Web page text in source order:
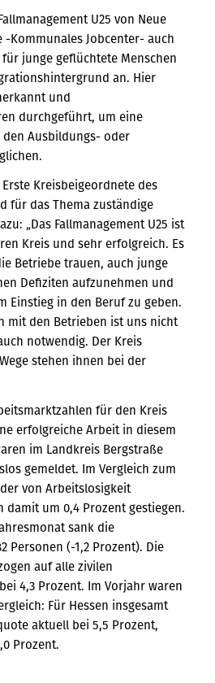
U25 von Neue
-Kommunales Jobcenter- auch
junge geflüchtete Menschen
an. Hier
und
durchgeführt, um eine
Ausbildungs- oder
Kreisbeigeordnete des
für das Thema zuständige
„Das Fallmanagement U25 ist
Kreis und sehr erfolgreich. Es
Betriebe trauen, auch junge
Defiziten aufzunehmen und
Einstieg in den Beruf zu geben.
mit den Betrieben ist uns nicht
notwendig. Der Kreis
stehen ihnen bei der
für den Kreis
erfolgreiche Arbeit in diesem
im Landkreis Bergstraße
gemeldet. Im Vergleich zum
von Arbeitslosigkeit
damit um 0,4 Prozent gestiegen.
sank die
Personen (-1,2 Prozent). Die
auf alle zivilen
4,3 Prozent. Im Vorjahr waren
Für Hessen insgesamt
aktuell bei 5,5 Prozent,
Prozent.